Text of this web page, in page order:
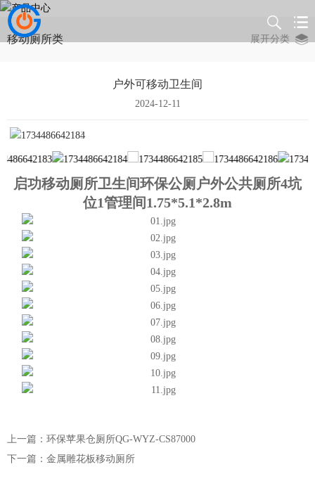
移动厕所类 展开分类
户外可移动卫生间
2024-12-11
启功移动厕所卫生间环保公厕户外公共厕所4坑
位1管理间1.75*5.1*2.8m
上一篇：环保苹果仓厕所QG-WYZ-CS87000
下一篇：金属雕花板移动厕所